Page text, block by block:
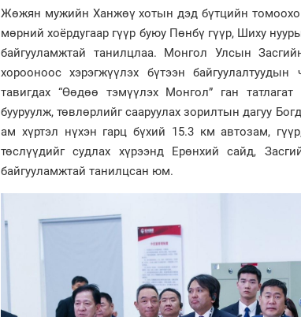
Жөжян мужийн Ханжөү хотын дэд бүтцийн томоохон
мөрний хоёрдугаар гүүр буюу Пөнбү гүүр, Шиху
байгууламжтай танилцлаа. Монгол Улсын
хорооноос хэрэгжүүлэх бүтээн
тавигдах “Өөдөө тэмүүлэх Монгол” ган
бууруулж, төвлөрлийг сааруулах зорилтын дагуу
ам хүртэл нүхэн гарц бүхий 15.3 км автозам,
төслүүдийг судлах хүрээнд Ерөнхий сайд,
байгууламжтай танилцсан юм.